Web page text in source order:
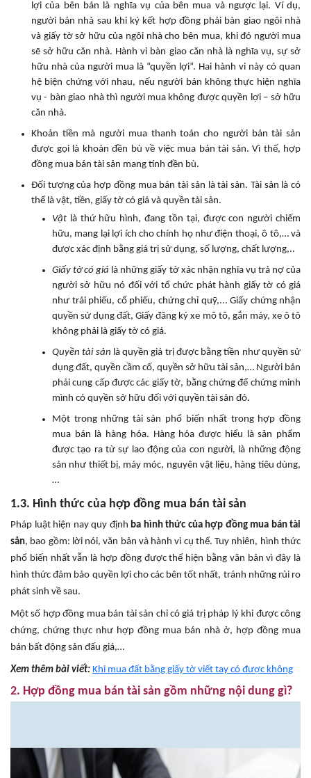
lợi của bên bán là nghĩa vụ của bên mua và ngược lại. Ví dụ,
người bán nhà sau khi ký kết hợp đồng phải bàn giao ngôi nhà
và giấy tờ sở hữu của ngôi nhà cho bên mua, khi đó người mua
sẽ sở hữu căn nhà. Hành vi bàn giao căn nhà là nghĩa vụ, sự sở
hữu nhà của người mua là “quyền lợi”. Hai hành vi này có quan
hệ biện chứng với nhau, nếu người bán không thực hiện nghĩa
vụ - bàn giao nhà thì người mua không được quyền lợi – sở hữu
căn nhà.
Khoản tiền mà người mua thanh toán cho người bán tài sản
được gọi là khoản đền bù về việc mua bán tài sản. Vì thế, hợp
đồng mua bán tài sản mang tính đền bù.
Đối tượng của hợp đồng mua bán tài sản là tài sản. Tài sản là có
thể là vật, tiền, giấy tờ có giá và quyền tài sản.
Vật là thứ hữu hình, đang tồn tại, được con người chiếm
hữu, mang lại lợi ích cho chính họ như điện thoại, ô tô,… và
được xác định bằng giá trị sử dụng, số lượng, chất lượng,..
Giấy tờ có giá là những giấy tờ xác nhận nghĩa vụ trả nợ của
người sở hữu nó đối với tổ chức phát hành giấy tờ có giá
như trái phiếu, cổ phiếu, chứng chỉ quỹ,... Giấy chứng nhận
quyền sử dụng đất, Giấy đăng ký xe mô tô, gắn máy, xe ô tô
không phải là giấy tờ có giá.
Quyền tài sản là quyền giá trị được bằng tiền như quyền sử
dụng đất, quyền cầm cố, quyền sở hữu tài sản,… Người bán
phải cung cấp được các giấy tờ, bằng chứng để chứng minh
mình có quyền sở hữu đối với quyền tài sản đó.
Một trong những tài sản phổ biến nhất trong hợp đồng
mua bán là hàng hóa. Hàng hóa được hiểu là sản phẩm
được tạo ra từ sự lao động của con người, là những động
sản như thiết bị, máy móc, nguyên vật liệu, hàng tiêu dùng,
…
1.3. Hình thức của hợp đồng mua bán tài sản
Pháp luật hiện nay quy định ba hình thức của hợp đồng mua bán tài
sản, bao gồm: lời nói, văn bản và hành vi cụ thể. Tuy nhiên, hình thức
phổ biến nhất vẫn là hợp đồng được thể hiện bằng văn bản vì đây là
hình thức đảm bảo quyền lợi cho các bên tốt nhất, tránh những rủi ro
phát sinh về sau.
Một số hợp đồng mua bán tài sản chỉ có giá trị pháp lý khi được công
chứng, chứng thực như hợp đồng mua bán nhà ở, hợp đồng mua
bán bất động sản đấu giá,…
Xem thêm bài viết: Khi mua đất bằng giấy tờ viết tay có được không
2. Hợp đồng mua bán tài sản gồm những nội dung gì?